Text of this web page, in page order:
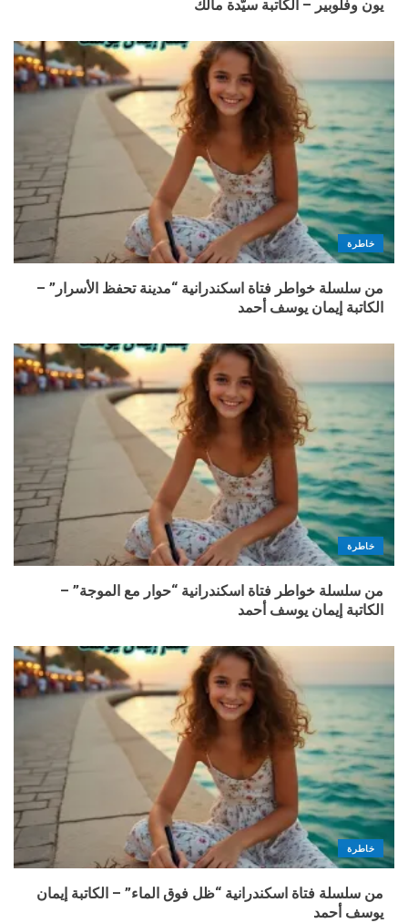
يون وفلوبير – الكاتبة سيّدة مالك
خاطرة
من سلسلة خواطر فتاة اسكندرانية “مدينة تحفظ الأسرار” –
الكاتبة إيمان يوسف أحمد
خاطرة
من سلسلة خواطر فتاة اسكندرانية “حوار مع الموجة” –
الكاتبة إيمان يوسف أحمد
خاطرة
من سلسلة فتاة اسكندرانية “ظل فوق الماء” – الكاتبة إيمان
يوسف أحمد